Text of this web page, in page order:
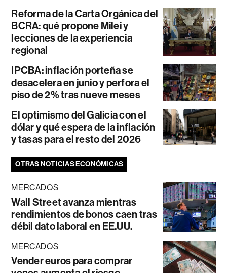
Reforma de la Carta Orgánica del
BCRA: qué propone Milei y
lecciones de la experiencia
regional
IPCBA: inflación porteña se
desacelera en junio y perfora el
piso de 2% tras nueve meses
El optimismo del Galicia con el
dólar y qué espera de la inflación
y tasas para el resto del 2026
OTRAS NOTICIAS ECONÓMICAS
MERCADOS
Wall Street avanza mientras
rendimientos de bonos caen tras
débil dato laboral en EE.UU.
MERCADOS
Vender euros para comprar